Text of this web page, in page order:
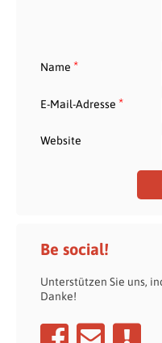
Name *
E-Mail-Adresse *
Website
Be social!
Unterstützen Sie uns,
Danke!